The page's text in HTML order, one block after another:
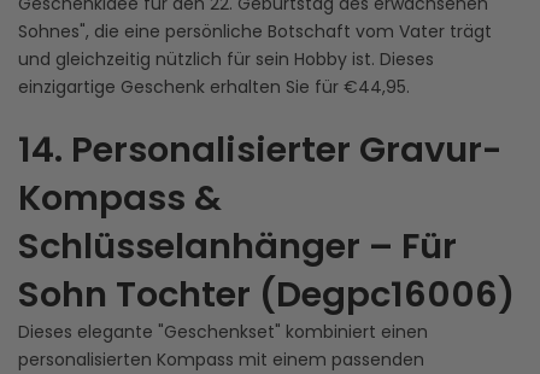
Sohnes", die eine persönliche Botschaft vom Vater trägt
und gleichzeitig nützlich für sein Hobby ist. Dieses
einzigartige Geschenk erhalten Sie für €44,95.
14. Personalisierter Gravur-
Kompass &
Schlüsselanhänger – Für
Sohn Tochter (Degpc16006)
Dieses elegante "Geschenkset" kombiniert einen
personalisierten Kompass mit einem passenden